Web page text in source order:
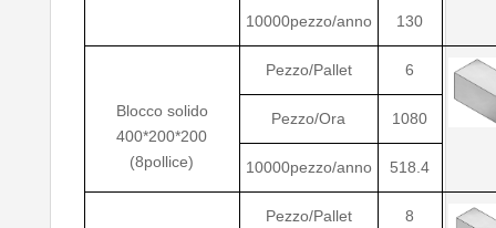
10000pezzo/anno 130
Blocco solido
400*200*200
(8pollice)
Pezzo/Pallet 6
Pezzo/Ora 1080
10000pezzo/anno 518.4
Pezzo/Pallet 8